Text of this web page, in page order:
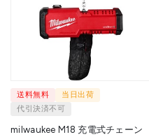
送料無料
当日出荷
代引決済不可
milwaukee M18 充電式チェーン